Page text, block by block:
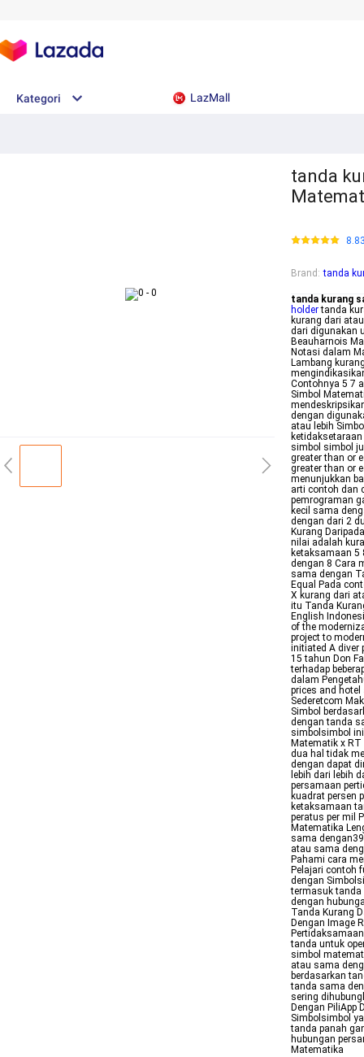
Kategori LazMall
tanda
Brand : tanda
tanda kurang
holdertanda
kurang dari
dari digunakan
Beauharnois
Notasi dalam
Lambang
Contohnya 5 7
Simbol
dengan
atau lebih
simbol simbol
greater than or
greater than or
menunjukkan
arti contoh dan
pemrograman
kecil sama
dengan dari 2
Kurang
nilai adalah
ketaksamaan 5
dengan 8 Cara
sama dengan
Equal Pada
X kurang dari
itu Tanda
English
of the
project to
initiated A diver
15 tahun Don
terhadap
dalam
prices and
Sederetcom
Simbol
dengan tanda
simbolsimbol
Matematik x
dua hal tidak
dengan dapat
lebih dari lebih
persamaan
kuadrat persen
ketaksamaan
peratus per mil
Matematika
sama
atau sama
Pahami cara
Pelajari contoh
dengan
termasuk tanda
dengan
Tanda Kurang
Dengan Image
tanda untuk
simbol
atau sama
berdasarkan
tanda sama
sering
Dengan PiliApp
Simbolsimbol
tanda panah
hubungan
Matematika